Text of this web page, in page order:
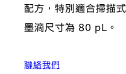
配方，特別適合掃描
墨滴尺寸為 80 pL。
聯絡我們